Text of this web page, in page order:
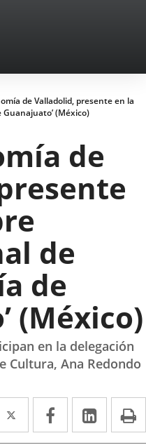
de Valladolid, presente en la
(México)
de
de
de
(México)
en la delegación
Cultura, Ana Redondo
Twitter
Enlace
a
Facebook
Enlace
a
Enlace
a